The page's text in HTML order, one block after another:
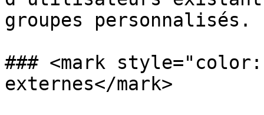
groupes personnalisés.
### <mark
externes</mark>